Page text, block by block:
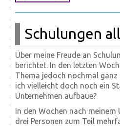
Schulungen
Über meine Freude an
berichtet. In den letzten
Thema jedoch nochmal
ich vielleicht doch noch ein
Unternehmen aufbaue?
In den Wochen nach meinem
drei Personen zum Teil